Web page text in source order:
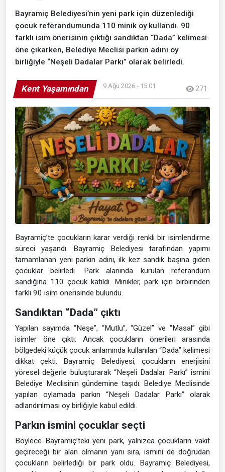
Bayramiç Belediyesi’nin yeni park için düzenlediği
çocuk referandumunda 110 minik oy kullandı. 90
farklı isim önerisinin çıktığı sandıktan “Dada” kelimesi
öne çıkarken, Belediye Meclisi parkın adını oy
birliğiyle “Neşeli Dadalar Parkı” olarak belirledi.
Kent Yaşamından 9 Ağu 2026 - 15:01 271
Bayramiç’te çocukların karar verdiği renkli bir isimlendirme
süreci yaşandı. Bayramiç Belediyesi tarafından yapımı
tamamlanan yeni parkın adını, ilk kez sandık başına giden
çocuklar belirledi. Park alanında kurulan referandum
sandığına 110 çocuk katıldı. Minikler, park için birbirinden
farklı 90 isim önerisinde bulundu.
Sandıktan “Dada” çıktı
Yapılan sayımda “Neşe”, “Mutlu”, “Güzel” ve “Masal” gibi
isimler öne çıktı. Ancak çocukların önerileri arasında
bölgedeki küçük çocuk anlamında kullanılan “Dada” kelimesi
dikkat çekti. Bayramiç Belediyesi, çocukların enerjisini
yöresel değerle buluşturarak “Neşeli Dadalar Parkı” ismini
Belediye Meclisinin gündemine taşıdı. Belediye Meclisinde
yapılan oylamada parkın “Neşeli Dadalar Parkı” olarak
adlandırılması oy birliğiyle kabul edildi.
Parkın ismini çocuklar seçti
Böylece Bayramiç’teki yeni park, yalnızca çocukların vakit
geçireceği bir alan olmanın yanı sıra, ismini de doğrudan
çocukların belirlediği bir park oldu. Bayramiç Belediyesi,